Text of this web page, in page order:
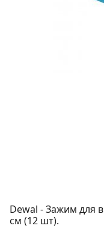
Dewal - Зажим для
см (12 шт).